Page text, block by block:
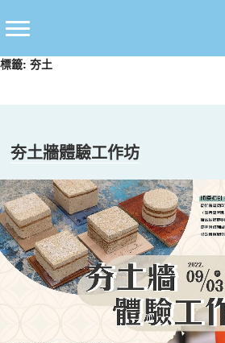
至
要
標籤: 夯土
夯土牆體驗工作坊